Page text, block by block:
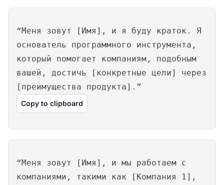
“Меня зовут [Имя], и я буду краток. Я
основатель программного инструмента,
который помогает компаниям, подобным
вашей, достичь [конкретные цели] через
[преимущества продукта].”
Copy to clipboard
“Меня зовут [Имя], и мы работаем с
компаниями, такими как [Компания 1],